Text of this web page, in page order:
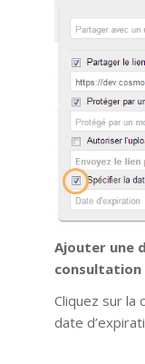
Ajouter une
consultation
Cliquez sur la
date